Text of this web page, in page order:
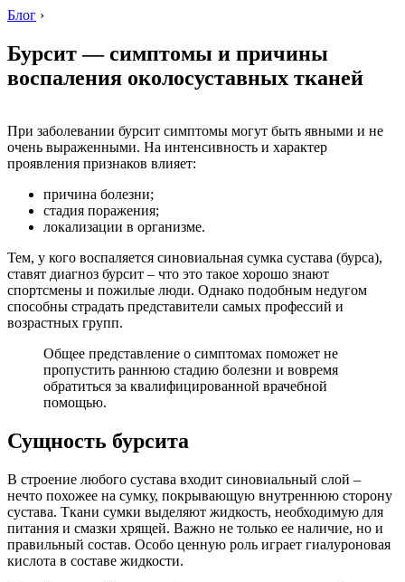
Блог ›
Бурсит — симптомы и причины
воспаления околосуставных тканей
При заболевании бурсит симптомы могут быть явными и не
очень выраженными. На интенсивность и характер
проявления признаков влияет:
причина болезни;
стадия поражения;
локализации в организме.
Тем, у кого воспаляется синовиальная сумка сустава (бурса),
ставят диагноз бурсит – что это такое хорошо знают
спортсмены и пожилые люди. Однако подобным недугом
способны страдать представители самых профессий и
возрастных групп.
Общее представление о симптомах поможет не
пропустить раннюю стадию болезни и вовремя
обратиться за квалифицированной врачебной
помощью.
Сущность бурсита
В строение любого сустава входит синовиальный слой –
нечто похожее на сумку, покрывающую внутреннюю сторону
сустава. Ткани сумки выделяют жидкость, необходимую для
питания и смазки хрящей. Важно не только ее наличие, но и
правильный состав. Особо ценную роль играет гиалуроновая
кислота в составе жидкости.